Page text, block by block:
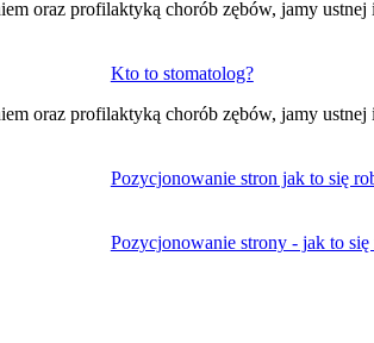
oraz profilaktyką chorób zębów, jamy
Kto to stomatolog?
oraz profilaktyką chorób zębów, jamy
Pozycjonowanie stron jak to się
Pozycjonowanie strony - jak to się